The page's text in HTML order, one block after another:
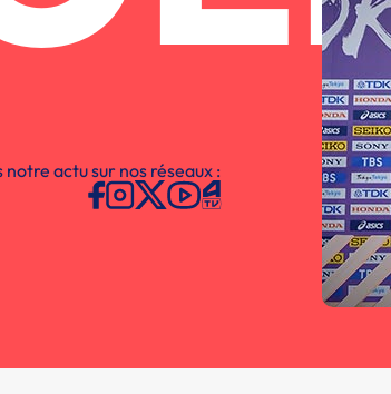
notre actu sur nos réseaux :